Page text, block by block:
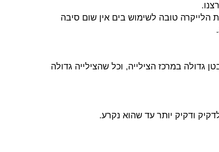
הלייקרה טובה לשימוש בים אין שום סיבה
במרכז הצילייה, וכל שהצילייה גדולה
ודקיק יותר עד שהוא נקרע.